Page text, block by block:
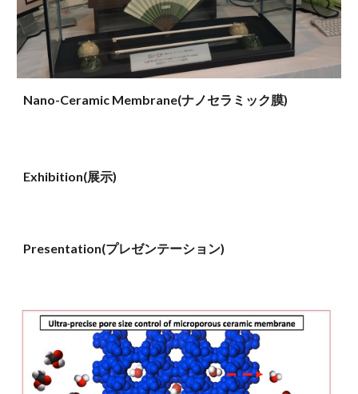
Nano-Ceramic Membrane(ナノセラミック膜)
Exhibition(展示)
Presentation(プレゼンテーション)